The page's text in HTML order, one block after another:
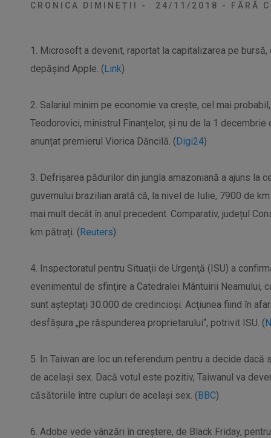
CRONICA DIMINEȚII - 24/11/2018 - FĂRĂ
1. Microsoft a devenit, raportat la capitalizarea pe
depășind Apple. (Link)
2. Salariul minim pe economie va creşte, cel mai
Teodorovici, ministrul Finanțelor, şi nu de la 1
anunțat premierul Viorica Dăncilă. (Digi24)
3. Defrișarea pădurilor din jungla amazoniană a ajuns la
guvernului brazilian arată că, la nivel de Iulie, 7900 de
mai mult decât în anul precedent. Comparativ, județul
km pătrați. (Reuters)
4. Inspectoratul pentru Situaţii de Urgenţă (ISU) a
evenimentul de sfinţire a Catedralei Mântuirii Neamului,
sunt aşteptaţi 30.000 de credincioşi. Acţiunea fiind în
desfăşura „pe răspunderea proprietarului“, potrivit ISU. (
5. In Taiwan are loc un referendum pentru a decide
de același sex. Dacă votul este pozitiv, Taiwanul va
căsătoriile între cupluri de același sex. (BBC)
6. Adobe vede vânzări în creștere, de Black Friday,